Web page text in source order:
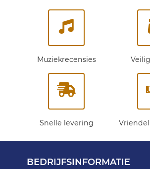
Muziekrecensies
Snelle levering
BEDRIJFSINFORMATIE